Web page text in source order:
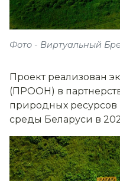
Фото - Виртуальный
Проект реализован
(ПРООН) в
природных
среды Беларуси в